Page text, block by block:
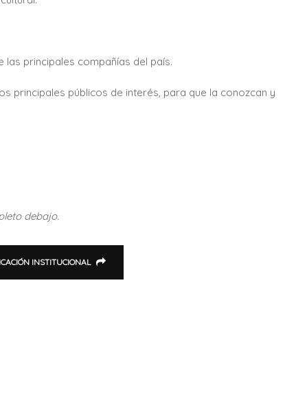
las principales compañías del país.
principales públicos de interés, para que la conozcan y
debajo.
INSTITUCIONAL